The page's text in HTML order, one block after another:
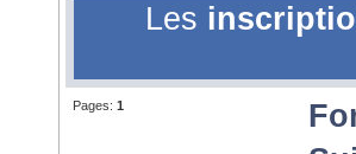
Les
Pages: 1